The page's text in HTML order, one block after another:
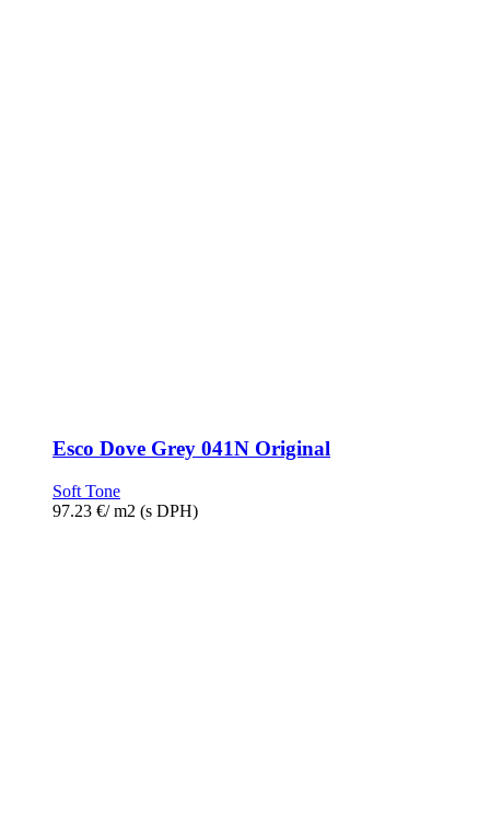
Esco Dove Grey 041N Original
Soft Tone
97.23 €/ m2 (s DPH)